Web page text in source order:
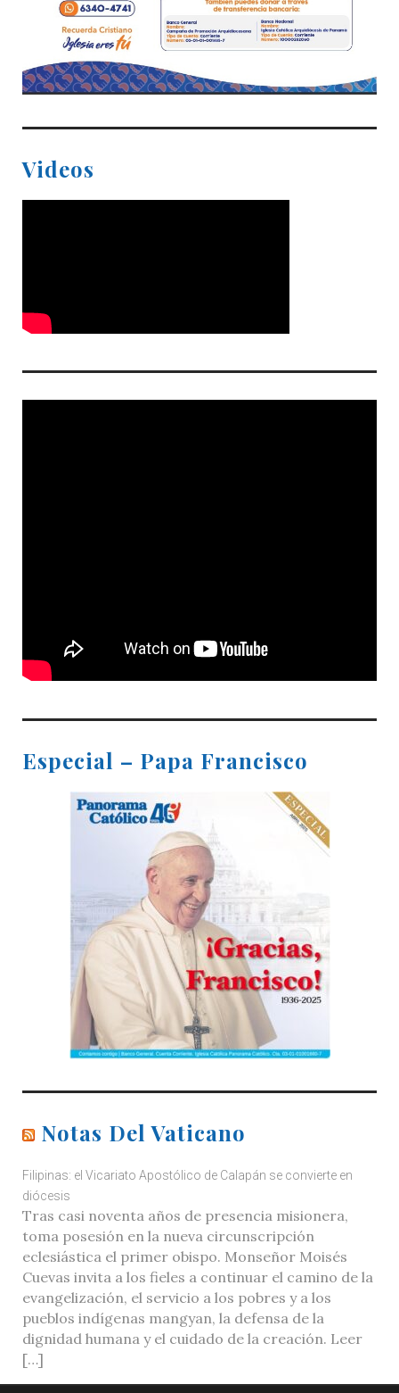
Videos
Especial – Papa Francisco
Notas Del Vaticano
Filipinas: el Vicariato Apostólico de Calapán se convierte en
diócesis
Tras casi noventa años de presencia misionera,
toma posesión en la nueva circunscripción
eclesiástica el primer obispo. Monseñor Moisés
Cuevas invita a los fieles a continuar el camino de la
evangelización, el servicio a los pobres y a los
pueblos indígenas mangyan, la defensa de la
dignidad humana y el cuidado de la creación. Leer
[…]